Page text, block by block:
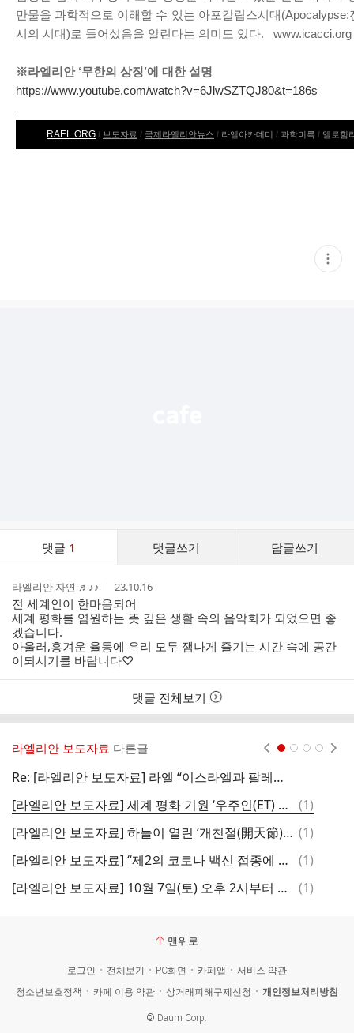
만물을 과학적으로 이해할 수 있는 아포칼립스시대(Apocalypse:
시의 시대)로 들어섰음을 알린다는 의미도 있다. www.icacci.org
※라엘리안 ‘무한의 상징’에 대한 설명
https://www.youtube.com/watch?v=6JlwSZTQJ80&t=186s
RAEL.ORG / 보도자료 / 국제라엘리안뉴스 / 라엘아카데미 / 과학미륵 / 엘로힘
현
재
댓글 1 댓글쓰기 답글쓰기
작
성
자
라엘리안 자연 ♬♪♪
작
성
시
간
23.10.16
전 세계인이 한마음되어
세계 평화를 염원하는 뜻 깊은 생활 속의 음악회가 되었으면 좋
겠습니다.
아울러,흥겨운 율동에 우리 모두 잼나게 즐기는 시간 속에 공간
이되시기를 바랍니다♡
댓글 전체보기
라엘리안 보도자료 다른글
Re: [라엘리안 보도자료] 라엘 “이스라엘과 팔레스타인, 평화 속 공존 가능”...27일(금) 이스라엘 대사관 앞 침묵의 평화 명상
[라엘리안 보도자료] 세계 평화 기원 ‘우주인(ET) 음악회’ 개최...10월 22일 오후 1시부터 신도림 디큐브시티
댓
글
(1)
[라엘리안 보도자료] 하늘이 열린 ‘개천절(開天節)’ 논평… “우린 모두 우주에서 온 ‘외계인(ET)’ 자손” 댓
(1)
[라엘리안 보도자료] “제2의 코로나 백신 접종에 반대한다!”
댓
(1)
[라엘리안 보도자료] 10월 7일(토) 오후 2시부터 당신을 UFO 외계인(ET)의 ‘불사(不死) 행성’으로 초대합니다!
댓
(1)
맨위로
로그인 전체보기 PC화면 카페앱
서비스 약관
청소년보호정책
카페 이용 약관 상거래피해구제신청 개인정보처리방침
© Daum Corp.